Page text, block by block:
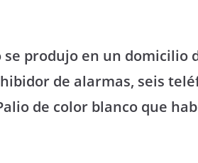
produjo en un domicilio
de alarmas, seis
de color blanco que